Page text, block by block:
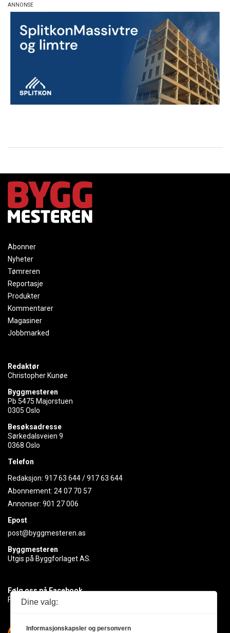
Abonner
Nyheter
Tømreren
Reportasje
Produkter
Kommentarer
Magasiner
Jobbmarked
Redaktør
Christopher Kunøe
Byggmesteren
Pb 5475 Majorstuen
0305 Oslo
Besøksadresse
Sørkedalsveien 9
0368 Oslo
Telefon
Redaksjon: 917 63 644/917 63 644
Abonnement: 24 07 70 57
Annonser: 901 27 006
Epost
post@byggmesteren.as
Byggmesteren
Utgis på Byggforlaget AS.
Følg oss på Facebook
Få med deg det siste innen byggebransjen
Dine valg:
Informasjonskapsler og personvern